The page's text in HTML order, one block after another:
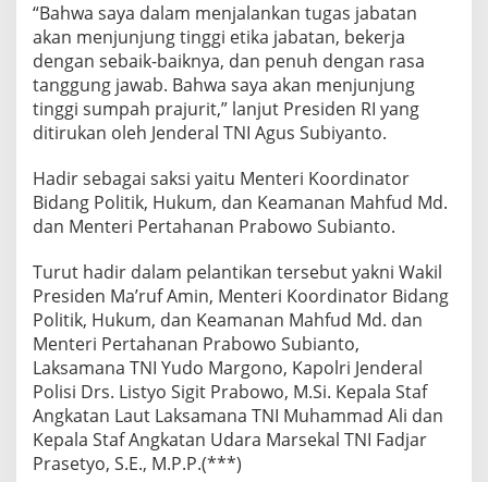
a
N
s
i
o
n
l
I
n
d
n
e
s
i
a
“Bahwa saya dalam menjalankan tugas jabatan
akan menjunjung tinggi etika jabatan, bekerja
dengan sebaik-baiknya, dan penuh dengan rasa
tanggung jawab. Bahwa saya akan menjunjung
tinggi sumpah prajurit,” lanjut Presiden RI yang
ditirukan oleh Jenderal TNI Agus Subiyanto.
Hadir sebagai saksi yaitu Menteri Koordinator
Bidang Politik, Hukum, dan Keamanan Mahfud Md.
dan Menteri Pertahanan Prabowo Subianto.
Turut hadir dalam pelantikan tersebut yakni Wakil
Presiden Ma’ruf Amin, Menteri Koordinator Bidang
Politik, Hukum, dan Keamanan Mahfud Md. dan
Menteri Pertahanan Prabowo Subianto,
Laksamana TNI Yudo Margono, Kapolri Jenderal
Polisi Drs. Listyo Sigit Prabowo, M.Si. Kepala Staf
Angkatan Laut Laksamana TNI Muhammad Ali dan
Kepala Staf Angkatan Udara Marsekal TNI Fadjar
Prasetyo, S.E., M.P.P.(***)